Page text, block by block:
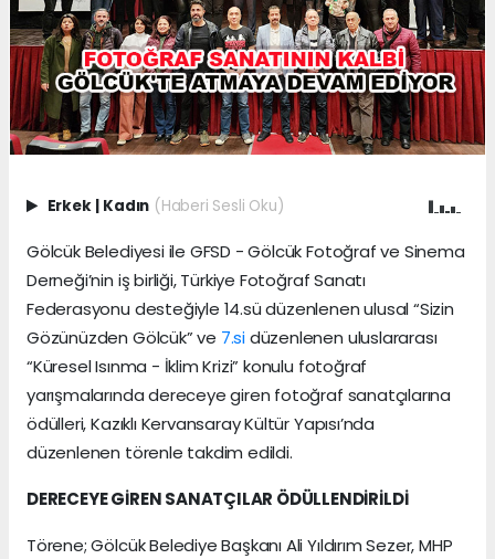
Erkek | Kadın (Haberi Sesli Oku)
Gölcük Belediyesi ile GFSD - Gölcük Fotoğraf ve Sinema
Derneği’nin iş birliği, Türkiye Fotoğraf Sanatı
Federasyonu desteğiyle 14.sü düzenlenen ulusal “Sizin
Gözünüzden Gölcük” ve 7.sidüzenlenen uluslararası
“Küresel Isınma - İklim Krizi” konulu fotoğraf
yarışmalarında dereceye giren fotoğraf sanatçılarına
ödülleri, Kazıklı Kervansaray Kültür Yapısı’nda
düzenlenen törenle takdim edildi.
DERECEYE GİREN SANATÇILAR ÖDÜLLENDİRİLDİ
Törene; Gölcük Belediye Başkanı Ali Yıldırım Sezer, MHP